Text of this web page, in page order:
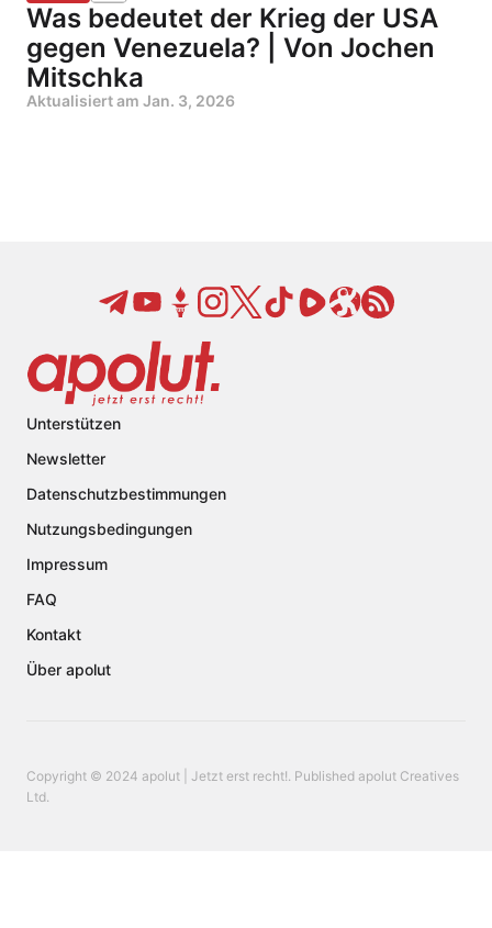
Was bedeutet der Krieg der USA
gegen Venezuela? | Von Jochen
Mitschka
Aktualisiert am Jan. 3, 2026
Unterstützen
Newsletter
Datenschutzbestimmungen
Nutzungsbedingungen
Impressum
FAQ
Kontakt
Über apolut
Copyright © 2024 apolut | Jetzt erst recht!. Published apolut Creatives
Ltd.